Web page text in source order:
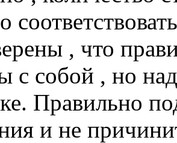
, что
с собой , но
Правильно
и не